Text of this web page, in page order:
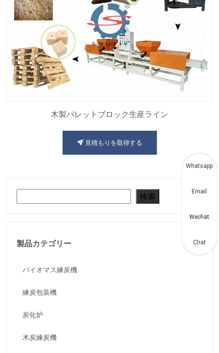
検索
製品カテゴリー
バイオマス練炭機
練炭包装機
炭化炉
木炭練炭機
木製パレットブロック生産ライン
見積もりを取得する
Whatsapp
Email
Wechat
Chat